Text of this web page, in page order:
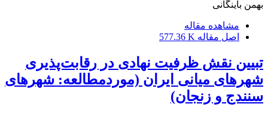
بهمن باینگانی
مشاهده مقاله
اصل مقاله 577.36 K
تبیین نقش ظرفیت نهادی در رقابت‌پذیری
شهرهای میانی ایران (موردمطالعه: شهرهای
سنندج و زنجان)